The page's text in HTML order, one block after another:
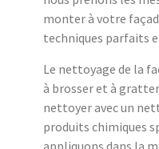
monter à votre
techniques parfaits
Le nettoyage de la
à brosser et à
nettoyer avec un
produits chimiques
appliquons dans la